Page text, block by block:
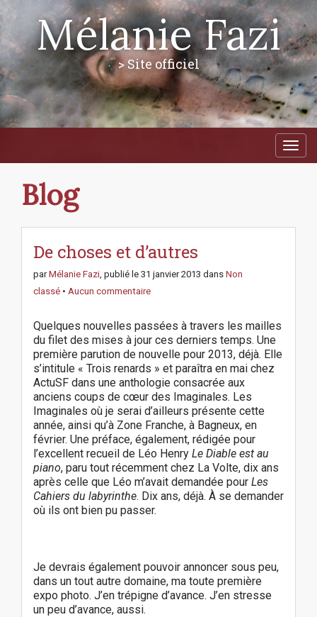
Mélanie Fazi
> Site officiel
M
i
i
Blog
De choses et d’autres
parMélanie Fazi, publié le 31 janvier 2013 dans Non
classé • Aucun commentaire
Quelques nouvelles passées à travers les mailles
du filet des mises à jour ces derniers temps. Une
première parution de nouvelle pour 2013, déjà. Elle
s’intitule « Trois renards » et paraîtra en mai chez
ActuSF dans une anthologie consacrée aux
anciens coups de cœur des Imaginales. Les
Imaginales où je serai d’ailleurs présente cette
année, ainsi qu’à Zone Franche, à Bagneux, en
février. Une préface, également, rédigée pour
l’excellent recueil de Léo Henry Le Diable est au
piano, paru tout récemment chez La Volte, dix ans
après celle que Léo m’avait demandée pour Les
Cahiers du labyrinthe. Dix ans, déjà. À se demander
où ils ont bien pu passer.
Je devrais également pouvoir annoncer sous peu,
dans un tout autre domaine, ma toute première
expo photo. J’en trépigne d’avance. J’en stresse
un peu d’avance, aussi.